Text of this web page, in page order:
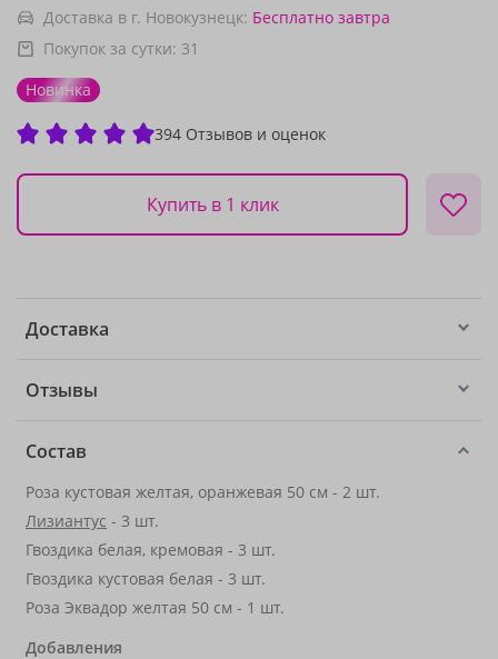
Доставка в г. Новокузнецк: Бесплатно завтра
Покупок за сутки: 31
Новинка
394 Отзывов и оценок
Купить в 1 клик
Доставка
Отзывы
Состав
Роза кустовая желтая, оранжевая 50 см - 2 шт.
Лизиантус - 3 шт.
Гвоздика белая, кремовая - 3 шт.
Гвоздика кустовая белая - 3 шт.
Роза Эквадор желтая 50 см - 1 шт.
Добавления